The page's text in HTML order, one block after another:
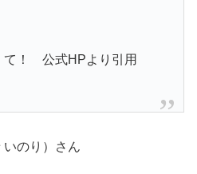
て！ 公式HPより引用
のり）さん